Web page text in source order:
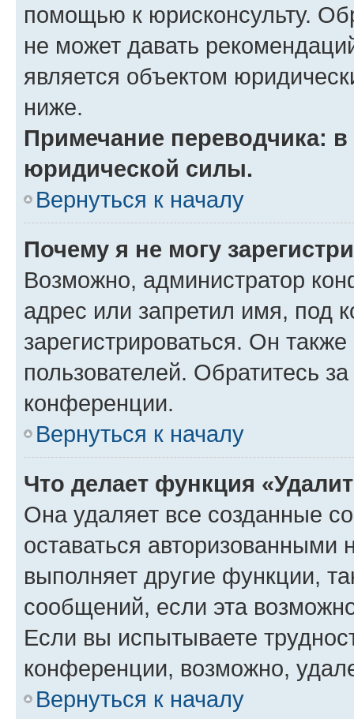
помощью к юрисконсульту.
не может давать
является объектом
ниже.
Примечание переводчика:
юридической силы.
Вернуться к началу
Почему я не могу
Возможно, администратор
адрес или запретил имя, под
зарегистрироваться. Он
пользователей. Обратитесь
конференции.
Вернуться к началу
Что делает функция
Она удаляет все созданные
оставаться авторизованными
выполняет другие функции,
сообщений, если эта
Если вы испытываете
конференции, возможно,
Вернуться к началу